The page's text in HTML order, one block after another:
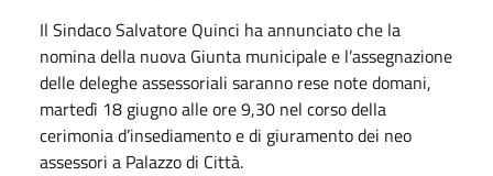
Il Sindaco Salvatore Quinci ha annunciato che la
nomina della nuova Giunta municipale e l’assegnazione
delle deleghe assessoriali saranno rese note domani,
martedì 18 giugno alle ore 9,30 nel corso della
cerimonia d’insediamento e di giuramento dei neo
assessori a Palazzo di Città.